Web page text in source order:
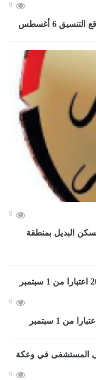
0
0
يتفقد مشروع «روضة السيدة 2» للسكن البديل بمنطقة
0
0